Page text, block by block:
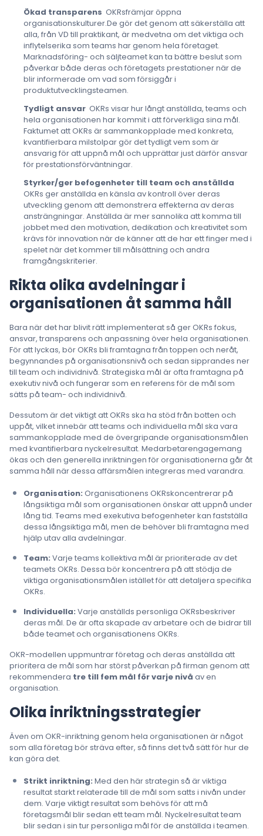
Ökad transparens OKRsfrämjar öppna
organisationskulturer.De gör det genom att säkerställa att
alla, från VD till praktikant, är medvetna om det viktiga och
inflytelserika som teams har genom hela företaget.
Marknadsföring- och säljteamet kan ta bättre beslut som
påverkar både deras och företagets prestationer när de
blir informerade om vad som försiggår i
produktutvecklingsteamen.
Tydligt ansvar OKRs visar hur långt anställda, teams och
hela organisationen har kommit i att förverkliga sina mål.
Faktumet att OKRs är sammankopplade med konkreta,
kvantifierbara milstolpar gör det tydligt vem som är
ansvarig för att uppnå mål och upprättar just därför ansvar
för prestationsförväntningar.
Styrker/ger befogenheter till team och anställda
OKRs ger anställda en känsla av kontroll över deras
utveckling genom att demonstrera effekterna av deras
ansträngningar. Anställda är mer sannolika att komma till
jobbet med den motivation, dedikation och kreativitet som
krävs för innovation när de känner att de har ett finger med i
spelet när det kommer till målsättning och andra
framgångskriterier.
Rikta olika avdelningar i
organisationen åt samma håll
Bara när det har blivit rätt implementerat så ger OKRs fokus,
ansvar, transparens och anpassning över hela organisationen.
För att lyckas, bör OKRs bli framtagna från toppen och neråt,
begynnandes på organisationsnivå och sedan sipprandes ner
till team och individnivå. Strategiska mål är ofta framtagna på
exekutiv nivå och fungerar som en referens för de mål som
sätts på team- och individnivå.
Dessutom är det viktigt att OKRs ska ha stöd från botten och
uppåt, vilket innebär att teams och individuella mål ska vara
sammankopplade med de övergripande organisationsmålen
med kvantifierbara nyckelresultat. Medarbetarengagemang
ökas och den generella inriktningen för organisationerna går åt
samma håll när dessa affärsmålen integreras med varandra.
Organisation: Organisationens OKRskoncentrerar på
långsiktiga mål som organisationen önskar att uppnå under
lång tid. Teams med exekutiva befogenheter kan fastställa
dessa långsiktiga mål, men de behöver bli framtagna med
hjälp utav alla avdelningar.
Team: Varje teams kollektiva mål är prioriterade av det
teamets OKRs. Dessa bör koncentrera på att stödja de
viktiga organisationsmålen istället för att detaljera specifika
OKRs.
Individuella: Varje anställds personliga OKRsbeskriver
deras mål. De är ofta skapade av arbetare och de bidrar till
både teamet och organisationens OKRs.
OKR-modellen uppmuntrar företag och deras anställda att
prioritera de mål som har störst påverkan på firman genom att
rekommendera tre till fem mål för varje nivå av en
organisation.
Olika inriktningsstrategier
Även om OKR-inriktning genom hela organisationen är något
som alla företag bör sträva efter, så finns det två sätt för hur de
kan göra det.
Strikt inriktning: Med den här strategin så är viktiga
resultat starkt relaterade till de mål som satts i nivån under
dem. Varje viktigt resultat som behövs för att må
företagsmål blir sedan ett team mål. Nyckelresultat team
blir sedan i sin tur personliga mål för de anställda i teamen.